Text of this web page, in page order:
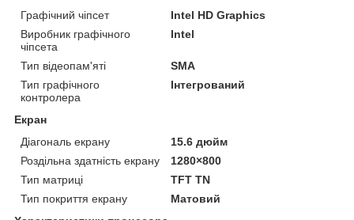
Графічний чіпсет
Intel HD Graphics
Виробник графічного
чіпсета
Intel
Тип відеопам'яті
SMA
Тип графічного
контролера
Інтегрований
Екран
Діагональ екрану
15.6 дюйм
Роздільна здатність екрану
1280×800
Тип матриці
TFT TN
Тип покриття екрану
Матовий